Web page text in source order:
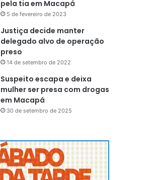
pela tia em Macapá
5 de fevereiro de 2023
Justiça decide manter
delegado alvo de operação
preso
14 de setembro de 2022
Suspeito escapa e deixa
mulher ser presa com drogas
em Macapá
30 de setembro de 2025